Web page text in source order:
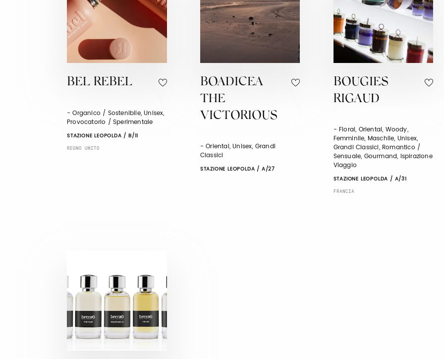
BEL REBEL
- Organico / Sostenibile, Unisex,
Provocatorio / Sperimentale
STAZIONE LEOPOLDA / B/11
REGNO UNITO
BOADICEA
THE
VICTORIOUS
- Oriental, Unisex, Grandi
Classici
STAZIONE LEOPOLDA / A/27
BOUGIES
RIGAUD
- Floral, Oriental, Woody,
Femminile, Maschile, Unisex,
Grandi Classici, Romantico /
Sensuale, Gourmand, Ispirazione
Viaggio
STAZIONE LEOPOLDA / A/31
FRANCIA